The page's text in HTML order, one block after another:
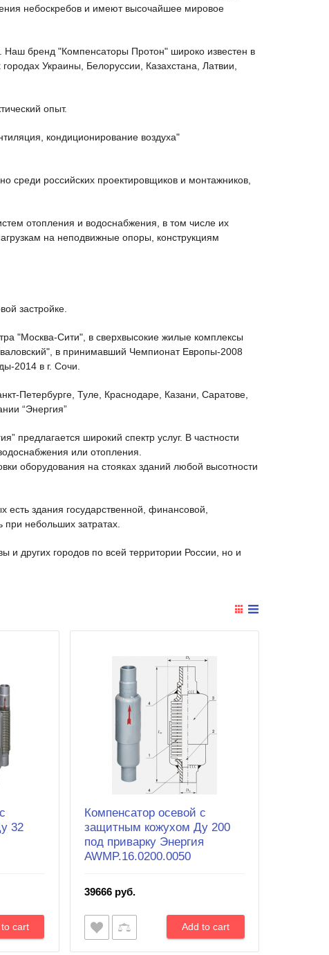
небоскребов и имеют высочайшее мировое
Наш бренд "Компенсаторы Протон" широко известен в
Украины, Белоруссии, Казахстана, Латвии,
опыт.
кондиционирование воздуха"
среди российских проектировщиков и монтажников,
отопления и водоснабжения, в том числе их
на неподвижные опоры, конструкциям
застройке.
"Москва-Сити", в сверхвысокие жилые комплексы
в принимавший Чемпионат Европы-2008
2014 в г. Сочи.
Петербурге, Туле, Краснодаре, Казани, Саратове,
“Энергия”
предлагается широкий спектр услуг. В частности
или отопления.
оборудования на стояках зданий любой высотности
здания государственной, финансовой,
небольших затратах.
других городов по всей территории России, но и
32
Компенсатор осевой с
защитным кожухом Ду 200
под приварку Энергия
AWMP.16.0200.0050
39666 руб.